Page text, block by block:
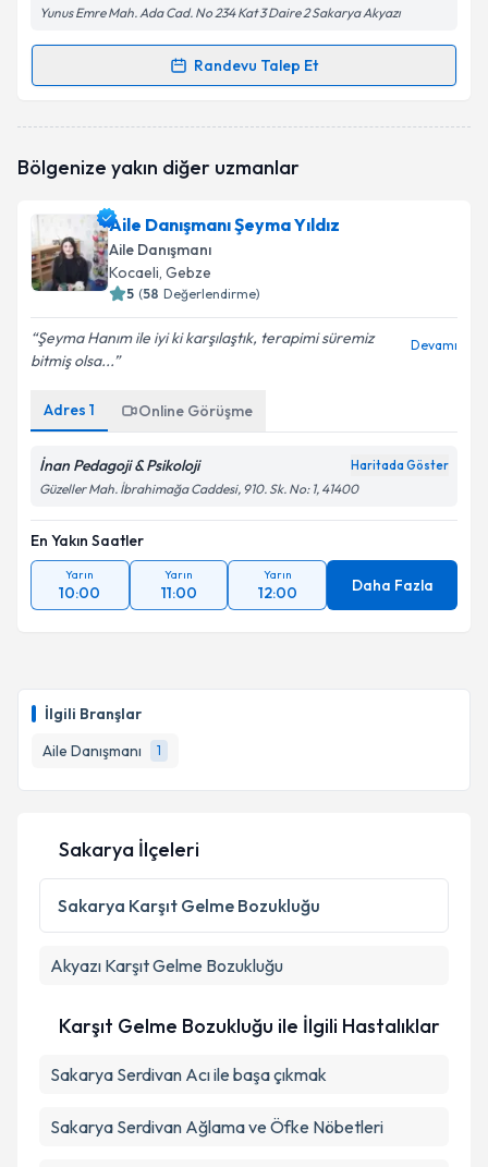
İlgili Branşlar
Aile Danışmanı
1
Yunus Emre Mah. Ada Cad. No 234 Kat 3 Daire 2 Sakarya Akyazı
Randevu Talep Et
Randevu Takvimi Talebi
talebi oluşturun. Size bu uzmandan randevu almanız
bilgilendireceğiz.
E-posta Adresiniz
Kişisel verilerimin işlenmesine ilişkin
kapsamda işlenmesini kabul ediyorum.
Takvim Talebini Gönder
Bölgenize yakın diğer uzmanlar
Aile Danışmanı Şeyma Yıldız
Aile Danışmanı
Kocaeli, Gebze
5 (58 Değerlendirme)
Şeyma Hanım ile iyi ki karşılaştık, terapimi süremiz
bitmiş olsa...
Devamı
Adres 1 Online Görüşme
İnan Pedagoji & Psikoloji Haritada Göster
Güzeller Mah. İbrahimağa Caddesi, 910. Sk. No: 1, 41400
En Yakın Saatler
Yarın
10:00
Yarın
11:00
Yarın
12:00 Daha Fazla
Sakarya İlçeleri
Sakarya Karşıt Gelme Bozukluğu
Akyazı Karşıt Gelme Bozukluğu
Karşıt Gelme Bozukluğu ile İlgili Hastalıklar
Sakarya Serdivan Acı ile başa çıkmak
Sakarya Serdivan Ağlama ve Öfke Nöbetleri